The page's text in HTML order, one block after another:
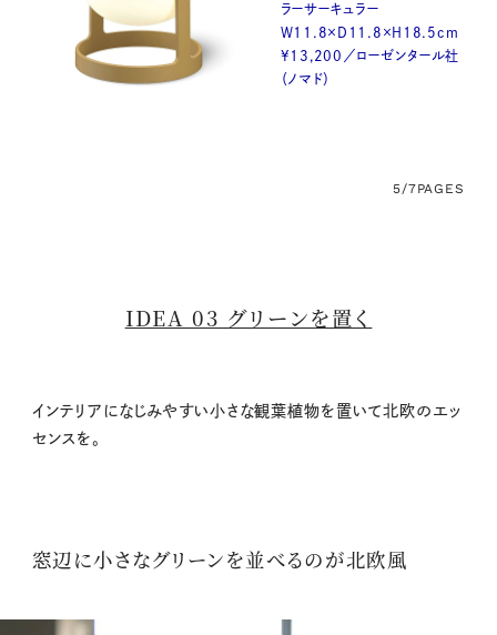
ラーサーキュラー
W11.8×D11.8×H18.5cm
¥13,200／ローゼンタール社
（ノマド）
5/7PAGES
IDEA 03 グリーンを置く
インテリアになじみやすい小さな観葉植物を置いて北欧のエッ
センスを。
窓辺に小さなグリーンを並べるのが北欧風